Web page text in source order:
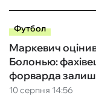
Футбол
10 серпня 14:56
Маркевич
Болонью:
форварда